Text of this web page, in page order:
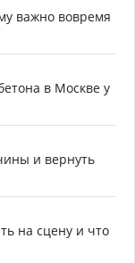
важно вовремя
в Москве у
и вернуть
на сцену и что